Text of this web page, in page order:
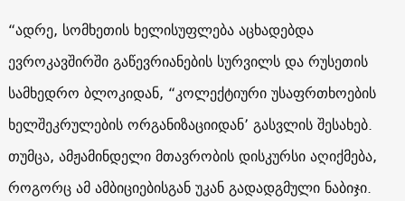
“ადრე, სომხეთის ხელისუფლება აცხადებდა
ევროკავშირში გაწევრიანების სურვილს და რუსეთის
სამხედრო ბლოკიდან, “კოლექტიური უსაფრთხოების
ხელშეკრულების ორგანიზაციიდან’ გასვლის შესახებ.
თუმცა, ამჟამინდელი მთავრობის დისკურსი აღიქმება,
როგორც ამ ამბიციებისგან უკან გადადგმული ნაბიჯი.